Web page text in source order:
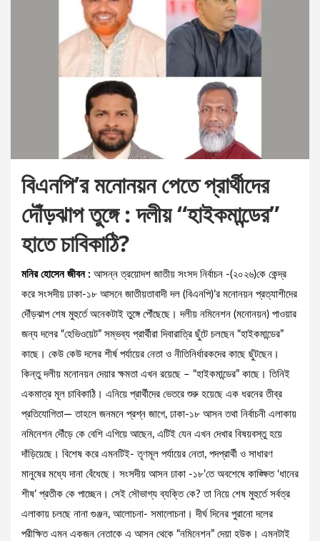
বিএনপি’র মনোনয়ন পেতে প্রার্থীদের
দৌঁড়ঝাপ তুঙ্গে : দলীয় “হাইকমান্ডের”
হাতে চাবিকাঠি?
মনির হোসেন জীবন : আসন্ন ত্রয়োদশ জাতীয় সংসদ নির্বাচন -(২০২৬)কে কেন্দ্র
করে সংসদীয় ঢাকা-১৮ আসনে জাতীয়তাবাদী দল (বিএনপি)’র মনোনয়ন প্রত্যাশীদের
দৌঁড়ঝাপ শেষ মুহুর্তে অনেকটাই তুঙ্গে পৌঁছেছে। দলীয় নমিনেশন (মনোনয়ন) পাওয়ার
জন্য দলের “হেভিওয়েট” সম্ভব্য প্রার্থীরা দিবারাত্রি ছুঁটে চলছেন “হাইকমান্ডের”
কাছে। কেউ কেউ দলের শীর্ষ পর্যায়ের নেতা ও নীতিনির্ধারকদের কাছে ছুঁটছেন।
কিন্তু দলীয় মনোনয়ন দেয়ার ক্ষমতা এখন রয়েছে – “হাইকমান্ডের” কাছে। তিনিই
একমাত্র মূল চাবিকাঠি। এনিয়ে প্রার্থীদের ভেতরে শুরু হয়েছে এক ধরনের তীব্র
প্রতিযোগিতা— তাহলে জনমনে প্রশ্ন জাগে, ঢাকা-১৮ আসন তথা নির্বাচনী এলাকায়
নমিনেশন দৌঁড়ে কে বেশি এগিয়ে আছেন, এটিই যেন এখন দেখার বিষয়বস্তু হয়ে
দাঁড়িয়েছে। বিশেষ করে এমনটিই- তৃণমূল পর্যায়ের নেতা, পদপ্রার্থী ও সাধারণ
মানুষের মধ্যে দানা বেঁধেছে। সংসদীয় আসন ঢাকা -১৮’তে অবশেষে কাঙ্ক্ষিত ‘ধানের
শীষ’ প্রতীক কে পাচ্ছেন। সেই সৌভাগ্য ব্যক্তি কে? তা নিয়ে শেষ মুহুর্তে সর্বত্র
এলাকায় চলছে নানা গুঞ্জন, আলোচনা- সমালোচনা। দীর্ঘ দিনের পুরানো দলের
পরীক্ষিত এমন একজন নেতাকে এ আসন থেকে “নমিনেশন” দেয়া হউক। এমনটাই